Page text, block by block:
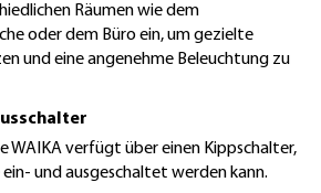
Räumen wie dem
oder dem Büro ein, um gezielte
und eine angenehme Beleuchtung zu
WAIKA verfügt über einen Kippschalter,
und ausgeschaltet werden kann.